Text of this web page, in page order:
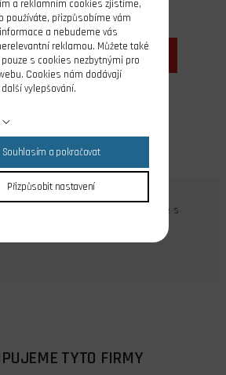
ks do košíku
banánky na přijímačové baterie s
délka 37cm.
TYTO FIRMY
a reklamním cookies zjistíme,
používáte, přizpůsobíme vám
a nebudeme vás
reklamou. Můžete také
pouze s cookies nezbytnými pro
Cookies nám dodávají
vylepšování.
Souhlasím a pokračovat
Přizpůsobit nastavení